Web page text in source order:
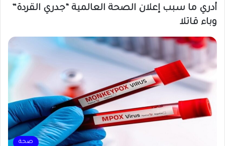
أدري ما سبب إعلان الصحة العالمية “جدري القردة”
وباء قاتلا
صحة